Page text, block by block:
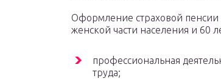
Оформление страховой пенсии
женской части населения и 60
профессиональная
труда;